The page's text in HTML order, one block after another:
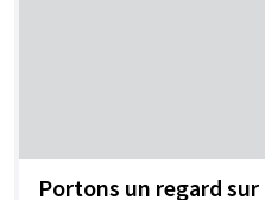
Portons un regard